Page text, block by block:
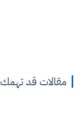
مقالات قد تهمك